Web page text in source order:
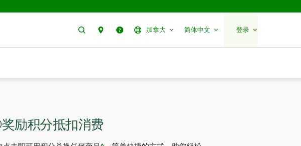
搜索 分行预约帮助 加拿大 简体中文 登录
奖励积分抵扣消费